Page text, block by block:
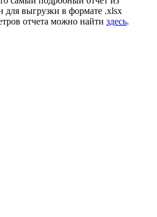
для выгрузки в формате .xlsx
отчета можно найти здесь.